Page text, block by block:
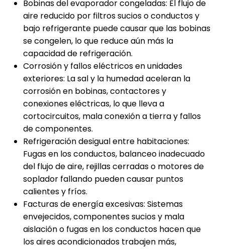
Bobinas del evaporador congeladas: El flujo de
aire reducido por filtros sucios o conductos y
bajo refrigerante puede causar que las bobinas
se congelen, lo que reduce aún más la
capacidad de refrigeración.
Corrosión y fallos eléctricos en unidades
exteriores: La sal y la humedad aceleran la
corrosión en bobinas, contactores y
conexiones eléctricas, lo que lleva a
cortocircuitos, mala conexión a tierra y fallos
de componentes.
Refrigeración desigual entre habitaciones:
Fugas en los conductos, balanceo inadecuado
del flujo de aire, rejillas cerradas o motores de
soplador fallando pueden causar puntos
calientes y fríos.
Facturas de energía excesivas: Sistemas
envejecidos, componentes sucios y mala
aislación o fugas en los conductos hacen que
los aires acondicionados trabajen más,